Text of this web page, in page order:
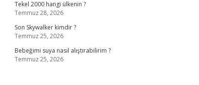
Tekel 2000 hangi ülkenin ?
Temmuz 28, 2026
Son Skywalker kimdir ?
Temmuz 25, 2026
Bebeğimi suya nasıl alıştırabilirim ?
Temmuz 25, 2026